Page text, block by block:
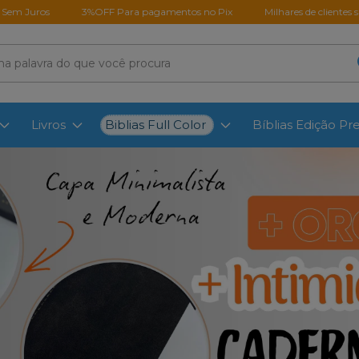
Para pagamentos no Pix Milhares de clientes satisfeitos em todo
Livros Biblias Full Color Bíblias Edição